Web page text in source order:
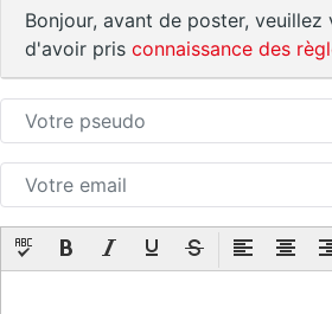
Bonjour, avant de poster, veuillez
d'avoir pris connaissance des